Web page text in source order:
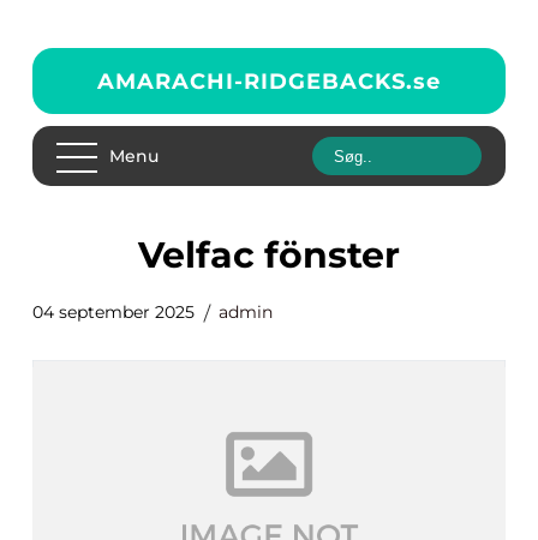
AMARACHI-RIDGEBACKS.se
Menu
Velfac fönster
04 september 2025 admin